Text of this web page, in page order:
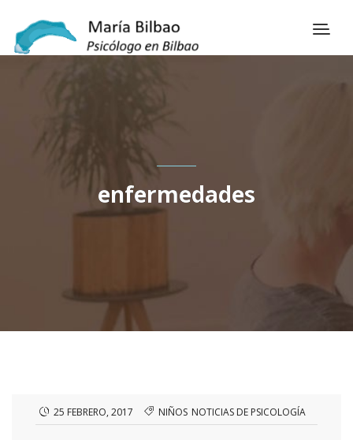
enfermedades
25 FEBRERO, 2017 NIÑOS NOTICIAS DE PSICOLOGÍA